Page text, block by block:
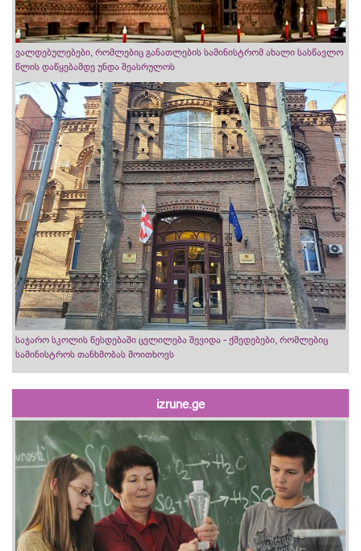
ვალდებულებები, რომლებიც განათლების სამინისტრომ ახალი სასწავლო
წლის დაწყებამდე უნდა შეასრულოს
საჯარო სკოლის წესდებაში ცვლილება შევიდა - ქმედებები, რომლებიც
სამინისტროს თანხმობას მოითხოვს
izrune.ge